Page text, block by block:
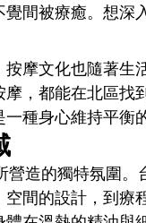
間被療癒。想深
摩文化也隨著
，都能在北區找
種身心維持平衡
造的獨特氛圍
間的設計，到療